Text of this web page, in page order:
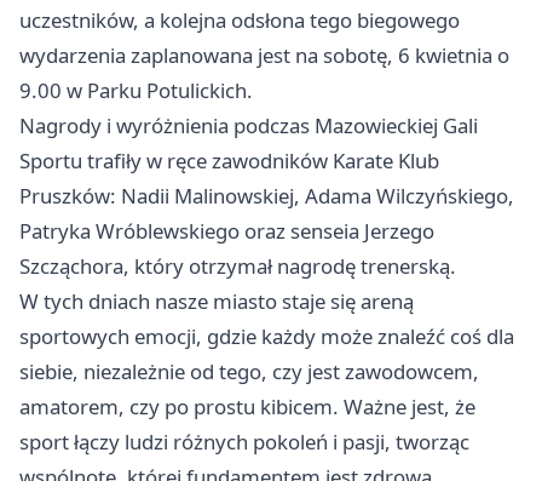
uczestników, a kolejna odsłona tego biegowego
wydarzenia zaplanowana jest na sobotę, 6 kwietnia o
9.00 w Parku Potulickich.
Nagrody i wyróżnienia podczas Mazowieckiej Gali
Sportu trafiły w ręce zawodników Karate Klub
Pruszków: Nadii Malinowskiej, Adama Wilczyńskiego,
Patryka Wróblewskiego oraz senseia Jerzego
Szcząchora, który otrzymał nagrodę trenerską.
W tych dniach nasze miasto staje się areną
sportowych emocji, gdzie każdy może znaleźć coś dla
siebie, niezależnie od tego, czy jest zawodowcem,
amatorem, czy po prostu kibicem. Ważne jest, że
sport łączy ludzi różnych pokoleń i pasji, tworząc